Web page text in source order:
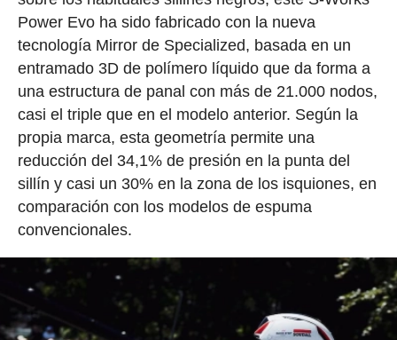
Power Evo ha sido fabricado con la nueva
tecnología Mirror de Specialized, basada en un
entramado 3D de polímero líquido que da forma a
una estructura de panal con más de 21.000 nodos,
casi el triple que en el modelo anterior. Según la
propia marca, esta geometría permite una
reducción del 34,1% de presión en la punta del
sillín y casi un 30% en la zona de los isquiones, en
comparación con los modelos de espuma
convencionales.